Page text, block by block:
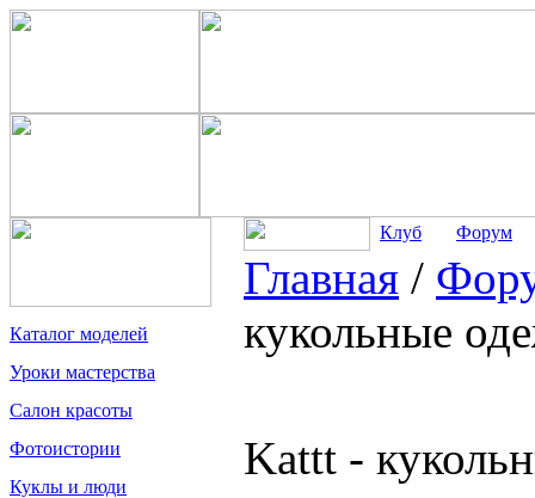
Каталог моделей
Уроки мастерства
Салон красоты
Фотоистории
Куклы и люди
Клуб Форум
Главная /
кукольные
Kattt -